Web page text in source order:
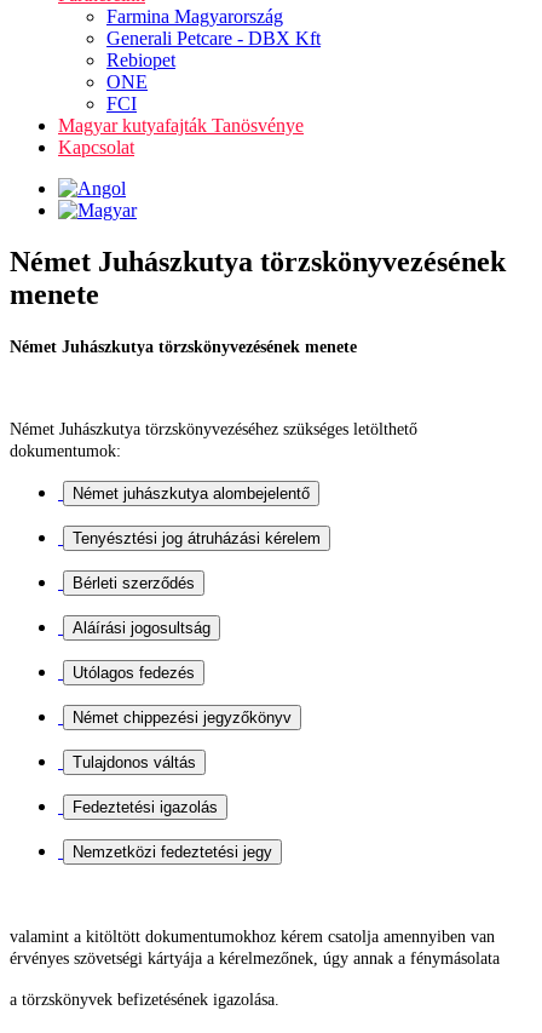
Farmina Magyarország
Generali Petcare - DBX Kft
Rebiopet
ONE
FCI
Magyar kutyafajták Tanösvénye
Kapcsolat
Német Juhászkutya törzskönyvezésének
menete
Német Juhászkutya törzskönyvezésének menete
Német Juhászkutya törzskönyvezéséhez szükséges letölthető
dokumentumok:
valamint a kitöltött dokumentumokhoz kérem csatolja amennyiben van
érvényes szövetségi kártyája a kérelmezőnek, úgy annak a fénymásolata
a törzskönyvek befizetésének igazolása.